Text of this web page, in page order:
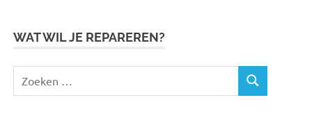
WAT WIL JE REPAREREN?
naar:
ZOEKEN